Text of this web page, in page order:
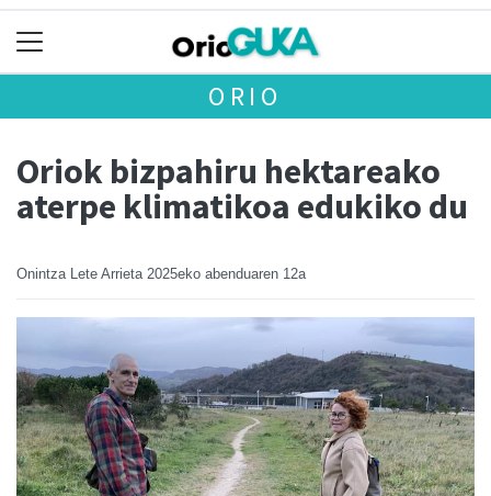
ORIO
Oriok bizpahiru hektareako
aterpe klimatikoa edukiko du
Onintza Lete Arrieta 2025eko abenduaren 12a